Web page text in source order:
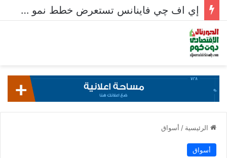
إي اف چي فاينانس تستعرض خطط نمو «بلد» لتعزيز حضورها في سوق تحويلات المصريين بالخارج
الرئيسية / أسواق
أسواق